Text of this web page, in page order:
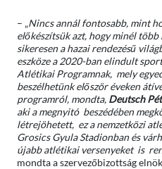
– „Nincs annál fontosabb, mint
előkészítsük azt, hogy minél
sikeresen a hazai rendezésű
eszköze a 2020-ban elindult
Atlétikai Programnak, mely
beszélhetünk először éveken
programról, mondta, Deutsch
aki a megnyitó beszédében
létrejöhetett, ez a nemzetközi
Grosics Gyula Stadionban és
újabb atlétikai versenyeket is
mondta a szervezőbizottság